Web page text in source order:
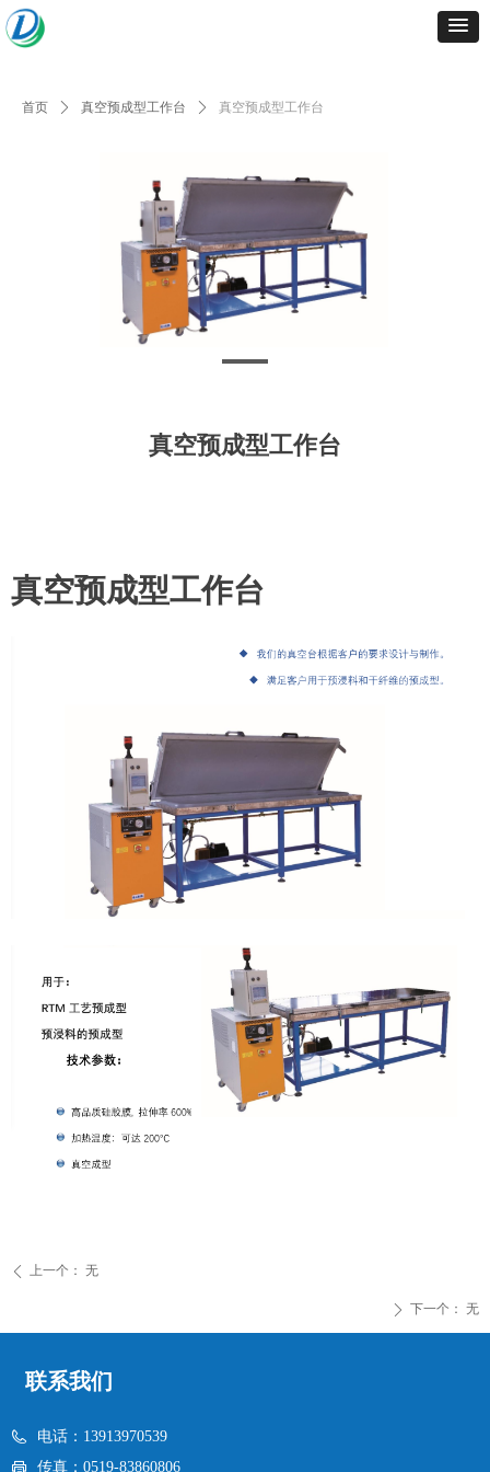
首页 ꄲ 真空预成型工作台 ꄲ 真空预成型工作台
真空预成型工作台
ꄴ 上一个： 无
ꄲ 下一个： 无
真空预成型工作台
电话： 13913970539
传真： 0519-83860806
联系我们